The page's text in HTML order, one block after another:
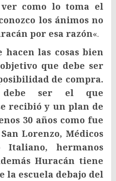
como lo toma el
los ánimos no
por esa razón«.
hacen las cosas bien
que debe ser
de compra.
ser el que
recibió y un plan de
30 años como fue
Lorenzo, Médicos
Italiano, hermanos
Huracán tiene
la escuela debajo del